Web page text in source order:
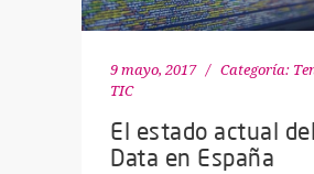
9 mayo, 2017 Categoría:
TIC
El estado actual
Data en España